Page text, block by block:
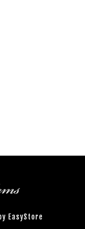
EasyStore